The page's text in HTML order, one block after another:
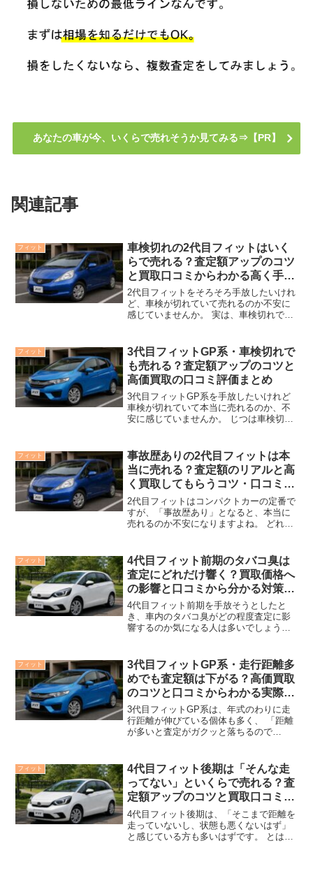
あなたの車が今、いくらで売れそうか見てみる⇒【PR】
関連記事
フィット
車検切れの2代目フィットはいく
らで売れる？査定額アップのコツ
と買取口コミからわかる高く手放
す方法
2代目フィットをそろそろ手放したいけれ
ど、車検が切れていて売れるのか不安に
感じていませんか。 実は、車検切れでも
額アップのコツや、実際に車検切れのフ
ィットを売った人の...
フィット
3代目フィットGP系・車検切れで
も売れる？査定額アップのコツと
高価買取の口コミ評価まとめ
3代目フィットGP系を手放したいけれど
車検が切れていて本当に売れるのか、不
安に感じていませんか。 じつは車検切れ
す。 この記事では、3代目フィットGP系
特有の評価ポイン...
フィット
事故歴ありの2代目フィットは本
当に売れる？査定額のリアルと高
く買取してもらうコツ・口コミま
とめ
2代目フィットはコンパクトカーの定番で
すが、「事故歴あり」となると、本当に
売れるのか不安になりますよね。 どれく
いはずです。 この記事では、事故歴あり
の2代目フィットが...
フィット
4代目フィット前期のタバコ臭は
査定にどれだけ響く？買取価格へ
の影響と口コミから分かる対策ポ
イント
4代目フィット前期を手放そうとしたと
き、車内のタバコ臭がどの程度査定に影
響するのか気になる人は多いでしょう。
でもタバコ臭の有無で金額が変わるケー
スは少なくありません。...
フィット
3代目フィットGP系・走行距離多
めでも査定額は下がる？高価買取
のコツと口コミからわかる実際の
相場
3代目フィットGP系は、年式のわりに走
行距離が伸びている個体も多く、 「距離
が多いと査定がガクッと落ちるので
ドや装備、メンテナンス履歴、売るタイ
ミングなどで 買取額は...
フィット
4代目フィット後期は「そんな走
ってない」といくらで売れる？査
定額アップのコツと買取口コミま
とめ
4代目フィット後期は、「そこまで距離を
走っていないし、状態も悪くないはず」
と感じている方も多いはずです。 とはい